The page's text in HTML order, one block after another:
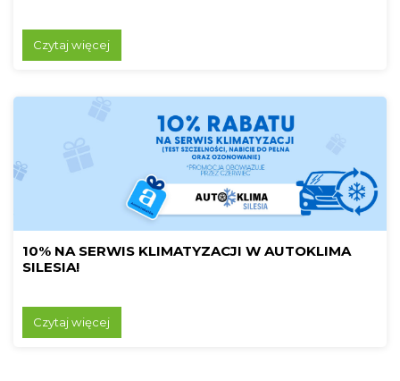
Czytaj więcej
10% NA SERWIS KLIMATYZACJI W AUTOKLIMA
SILESIA!
Czytaj więcej